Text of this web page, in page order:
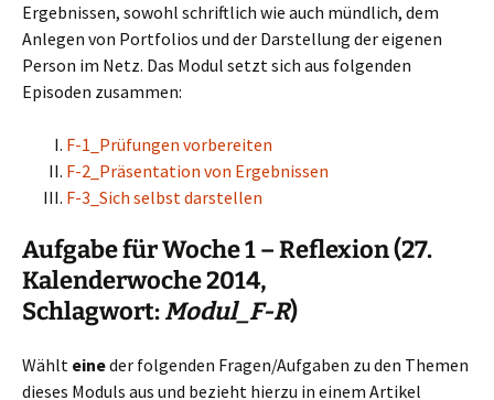
Ergebnissen, sowohl schriftlich wie auch mündlich, dem
Anlegen von Portfolios und der Darstellung der eigenen
Person im Netz. Das Modul setzt sich aus folgenden
Episoden zusammen:
F-1_Prüfungen vorbereiten
F-2_Präsentation von Ergebnissen
F-3_Sich selbst darstellen
Aufgabe für Woche 1 – Reflexion (27.
Kalenderwoche 2014,
Schlagwort:Modul_F-R)
Wählt eineder folgenden Fragen/Aufgaben zu den Themen
dieses Moduls aus und bezieht hierzu in einem Artikel